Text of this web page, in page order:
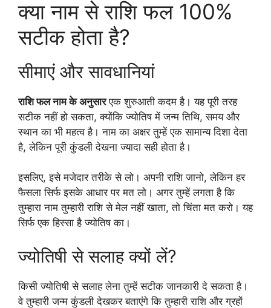
क्या नाम से राशि फल 100%
सटीक होता है?
सीमाएं और सावधानियां
राशि फल नाम के अनुसारएक शुरुआती कदम है। यह पूरी तरह
सटीक नहीं हो सकता, क्योंकि ज्योतिष में जन्म तिथि, समय और
स्थान का भी महत्व है। नाम का अक्षर तुम्हें एक सामान्य दिशा देता
है, लेकिन पूरी कुंडली देखना ज्यादा सही होता है।
इसलिए, इसे मजेदार तरीके से लो। अपनी राशि जानो, लेकिन हर
फैसला सिर्फ इसके आधार पर मत लो। अगर तुम्हें लगता है कि
तुम्हारा नाम तुम्हारी राशि से मेल नहीं खाता, तो चिंता मत करो। यह
सिर्फ एक हिस्सा है ज्योतिष का।
ज्योतिषी से सलाह क्यों लें?
किसी ज्योतिषी से सलाह लेना तुम्हें सटीक जानकारी दे सकता है।
वे तुम्हारी जन्म कुंडली देखकर बताएंगे कि तुम्हारी राशि और ग्रहों